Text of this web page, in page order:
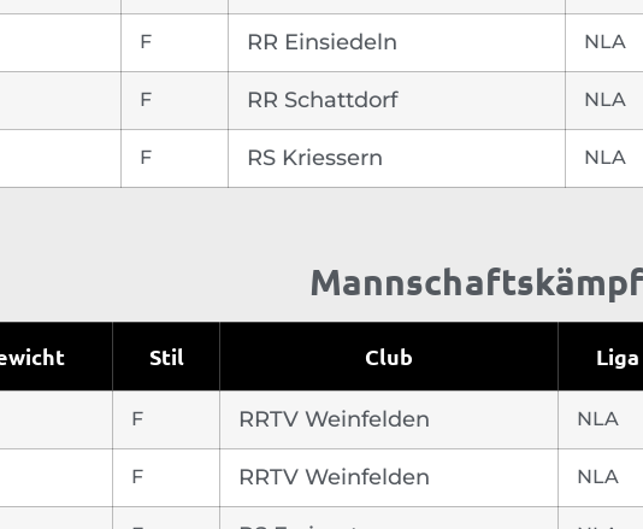
F RR Einsiedeln NLA
F RR Schattdorf NLA
F RS Kriessern NLA
Stil Club Liga
F RRTV Weinfelden NLA
F RRTV Weinfelden NLA